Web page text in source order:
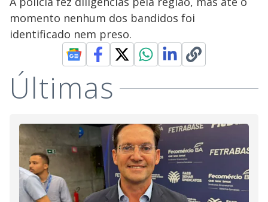
momento nenhum dos bandidos foi
identificado nem preso.
Últimas